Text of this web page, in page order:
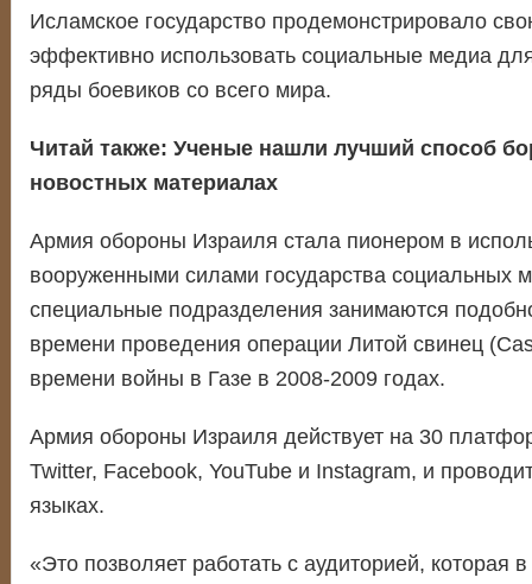
Исламское государство продемонстрировало
эффективно использовать социальные медиа
ряды боевиков со всего мира.
Читай также: Ученые нашли лучший способ
новостных материалах
Армия обороны Израиля стала пионером в
вооруженными силами государства социальных
специальные подразделения занимаются
времени проведения операции Литой свинец
времени войны в Газе в 2008-2009 годах.
Армия обороны Израиля действует на 30
Twitter, Facebook, YouTube и Instagram, и
языках.
«Это позволяет работать с аудиторией, которая